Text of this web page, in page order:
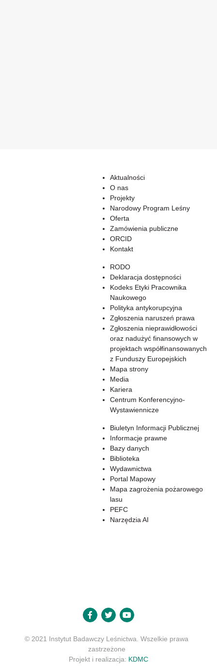
Aktualności
O nas
Projekty
Narodowy Program Leśny
Oferta
Zamówienia publiczne
ORCID
Kontakt
RODO
Deklaracja dostępności
Kodeks Etyki Pracownika
Naukowego
Polityka antykorupcyjna
Zgłoszenia naruszeń prawa
Zgłoszenia nieprawidłowości
oraz nadużyć finansowych w
projektach współfinansowanych
z Funduszy Europejskich
Mapa strony
Media
Kariera
Centrum Konferencyjno-
Wystawiennicze
Biuletyn Informacji Publicznej
Informacje prawne
Bazy danych
Biblioteka
Wydawnictwa
Portal Mapowy
Mapa zagrożenia pożarowego
lasu
PEFC
Narzędzia AI
© 2021 Instytut Badawczy Leśnictwa. Wszelkie prawa
zastrzeżone
Projekt i realizacja: KDMC